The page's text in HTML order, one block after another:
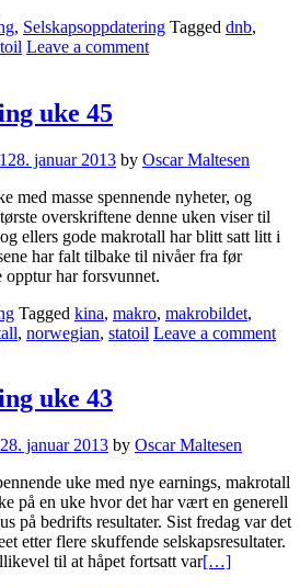
, Selskapsoppdatering Tagged dnb,
Leave a comment
uke 45
8. januar 2013 by Oscar Maltesen
med masse spennende nyheter, og
overskriftene denne uken viser til
ellers gode makrotall har blitt satt litt i
har falt tilbake til nivåer fra før
opptur har forsvunnet.
Tagged kina, makro, makrobildet,
, norwegian, statoil Leave a comment
uke 43
8. januar 2013 by Oscar Maltesen
uke med nye earnings, makrotall
på en uke hvor det har vært en generell
på bedrifts resultater. Sist fredag var det
etter flere skuffende selskapsresultater.
til at håpet fortsatt var[…]